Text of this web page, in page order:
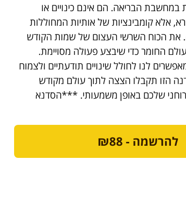
במחשבת הבריאה. הם אינם כינויים או
אלא קומבינציות של אותיות המחוללות
את הכוח השרשי העצום של שמות הקודש
החומר כדי שיבצע פעולה מסויימת.
לנו לחולל שינויים תודעתיים ולצמוח
הזו תקבלו הצצה לתוך עולם מקודש
שלכם באופן משמעותי. ***הסדנא
להרשמה - ₪88